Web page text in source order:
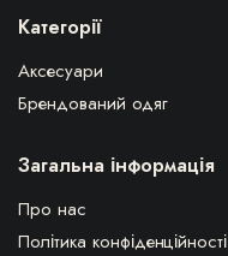
Категорії
Аксесуари
Брендований одяг
Загальна інформація
Про нас
Політика конфіденційності